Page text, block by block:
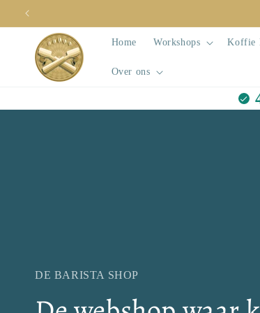
naar de
content
Home Workshops Koffie
Over ons
DE BARISTA SHOP